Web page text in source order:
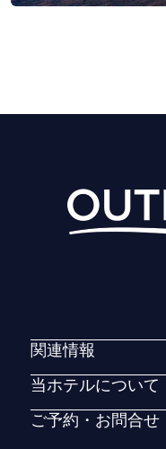
関連情報
当ホテルについて
ご予約・お問合せ